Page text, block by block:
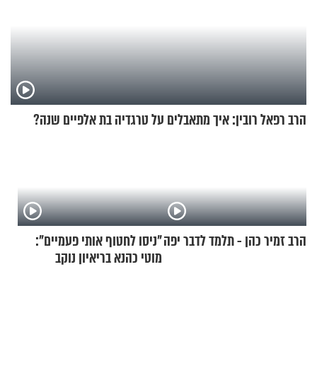
הרב רפאל רובין: איך מתאבלים על טרגדיה בת אלפיים שנה?
הרב זמיר כהן - תלמד לדבר יפה"ניסו לחטוף אותי פעמיים":
מוטי כהנא בריאיון נוקב